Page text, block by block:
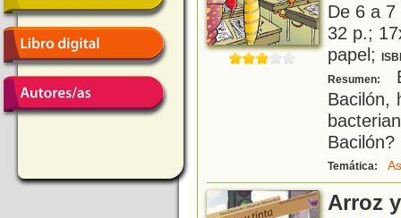
De 6 a
32 p.;
papel;
Resumen:
Bacilón,
Bacilón?
Temática:
Arroz